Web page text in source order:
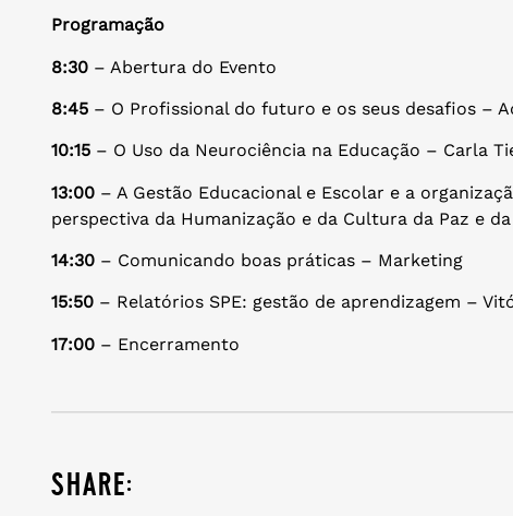
Programação
8:30 – Abertura do Evento
8:45 – O Profissional do futuro e os seus desafios –
10:15 – O Uso da Neurociência na Educação – Carla
13:00 – A Gestão Educacional e Escolar e a
perspectiva da Humanização e da Cultura da Paz e
14:30 – Comunicando boas práticas – Marketing
15:50 – Relatórios SPE: gestão de aprendizagem –
17:00 – Encerramento
share: